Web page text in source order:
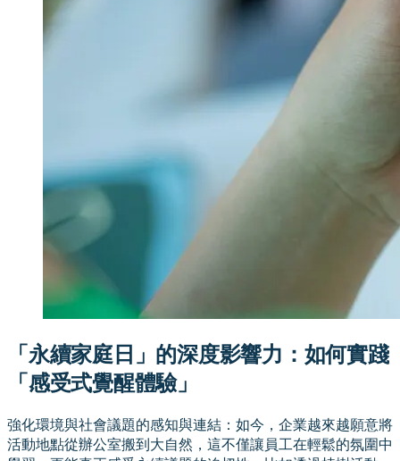
「永續家庭日」的深度影響力：如何實踐
「感受式覺醒體驗」
強化環境與社會議題的感知與連結：如今，企業越來越願意將
活動地點從辦公室搬到大自然，這不僅讓員工在輕鬆的氛圍中